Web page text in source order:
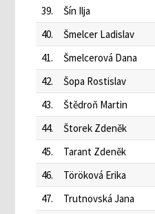
39. Šín Ilja
40.
Šmelcer Ladislav
41.
Šmelcerová Dana
42.
Šopa Rostislav
43.
Štědroň Martin
44.
Štorek Zdeněk
45.
Tarant Zdeněk
46.
Töröková Erika
47.
Trutnovská Jana